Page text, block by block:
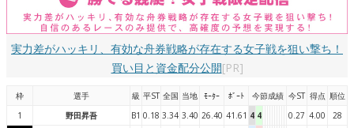
実力差がハッキリ、有効な舟券戦略が存在する女子戦を狙い撃ち！
買い目と資金配分公開[PR]
枠 選手 級 平ST 全国 当地 ﾓｰﾀｰ ﾎﾞｰﾄ 今節成績 今ST 得点 順位
1
野田昇吾 B1 0.18 3.34 3.40 26.40 41.61 4 4 0.27 4.00
28